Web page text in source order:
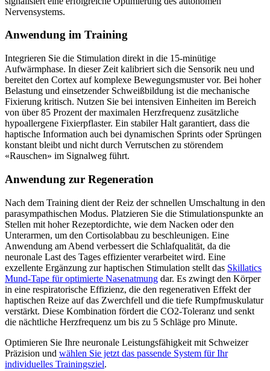
Nervensystems.
Anwendung im Training
Integrieren Sie die Stimulation direkt in die 15-minütige
Aufwärmphase. In dieser Zeit kalibriert sich die Sensorik neu und
bereitet den Cortex auf komplexe Bewegungsmuster vor. Bei hoher
Belastung und einsetzender Schweißbildung ist die mechanische
Fixierung kritisch. Nutzen Sie bei intensiven Einheiten im Bereich
von über 85 Prozent der maximalen Herzfrequenz zusätzliche
hypoallergene Fixierpflaster. Ein stabiler Halt garantiert, dass die
haptische Information auch bei dynamischen Sprints oder Sprüngen
konstant bleibt und nicht durch Verrutschen zu störendem
«Rauschen» im Signalweg führt.
Anwendung zur Regeneration
Nach dem Training dient der Reiz der schnellen Umschaltung in den
parasympathischen Modus. Platzieren Sie die Stimulationspunkte an
Stellen mit hoher Rezeptordichte, wie dem Nacken oder den
Unterarmen, um den Cortisolabbau zu beschleunigen. Eine
Anwendung am Abend verbessert die Schlafqualität, da die
neuronale Last des Tages effizienter verarbeitet wird. Eine
exzellente Ergänzung zur haptischen Stimulation stellt das Skillatics
Mund-Tape für optimierte Nasenatmung dar. Es zwingt den Körper
in eine respiratorische Effizienz, die den regenerativen Effekt der
haptischen Reize auf das Zwerchfell und die tiefe Rumpfmuskulatur
verstärkt. Diese Kombination fördert die CO2-Toleranz und senkt
die nächtliche Herzfrequenz um bis zu 5 Schläge pro Minute.
Optimieren Sie Ihre neuronale Leistungsfähigkeit mit Schweizer
Präzision und wählen Sie jetzt das passende System für Ihr
individuelles Trainingsziel.